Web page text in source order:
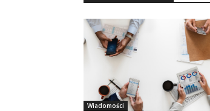
Wiadomości